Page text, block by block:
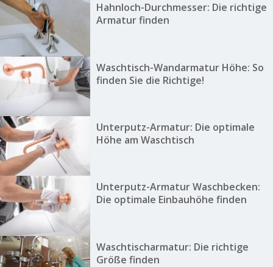
Hahnloch-Durchmesser: Die richtige
Armatur finden
Waschtisch-Wandarmatur Höhe: So
finden Sie die Richtige!
Unterputz-Armatur: Die optimale
Höhe am Waschtisch
Unterputz-Armatur Waschbecken:
Die optimale Einbauhöhe finden
Waschtischarmatur: Die richtige
Größe finden